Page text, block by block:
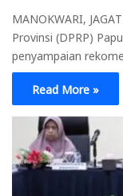
MANOKWARI,
Provinsi (DPRP)
penyampaian
Read More »